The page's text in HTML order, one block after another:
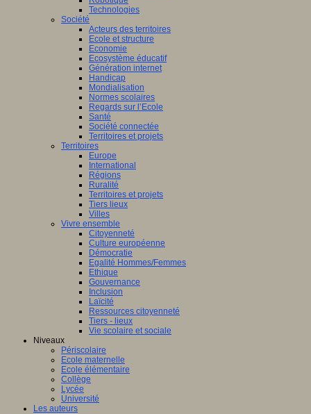
Technologies
Société
Acteurs des territoires
Ecole et structure
Economie
Ecosystème éducatif
Génération internet
Handicap
Mondialisation
Normes scolaires
Regards sur l’Ecole
Santé
Société connectée
Territoires et projets
Territoires
Europe
International
Régions
Ruralité
Territoires et projets
Tiers lieux
Villes
Vivre ensemble
Citoyenneté
Culture européenne
Démocratie
Egalité Hommes/Femmes
Ethique
Gouvernance
Inclusion
Laïcité
Ressources citoyenneté
Tiers - lieux
Vie scolaire et sociale
Niveaux
Périscolaire
Ecole maternelle
Ecole élémentaire
Collège
Lycée
Université
Les auteurs